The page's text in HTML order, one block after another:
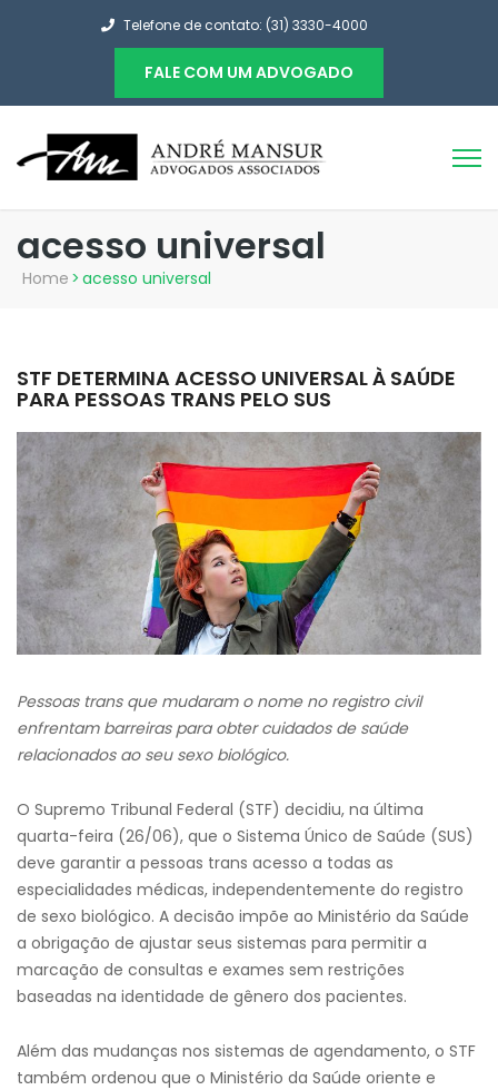
Telefone de contato: (31) 3330-4000
FALE COM UM ADVOGADO
acesso universal
Home > acesso universal
STF DETERMINA ACESSO UNIVERSAL À SAÚDE
PARA PESSOAS TRANS PELO SUS
Pessoas trans que mudaram o nome no registro civil
enfrentam barreiras para obter cuidados de saúde
relacionados ao seu sexo biológico.
O Supremo Tribunal Federal (STF) decidiu, na última
quarta-feira (26/06), que o Sistema Único de Saúde (SUS)
deve garantir a pessoas trans acesso a todas as
especialidades médicas, independentemente do registro
de sexo biológico. A decisão impõe ao Ministério da Saúde
a obrigação de ajustar seus sistemas para permitir a
marcação de consultas e exames sem restrições
baseadas na identidade de gênero dos pacientes.
Além das mudanças nos sistemas de agendamento, o STF
também ordenou que o Ministério da Saúde oriente e